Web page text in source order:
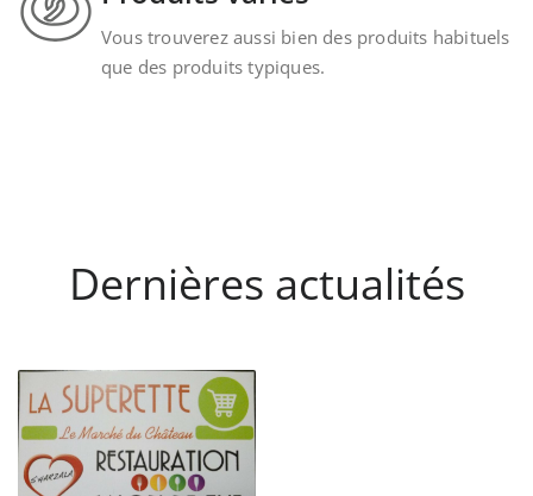
Vous trouverez aussi bien des produits habituels
que des produits typiques.
Dernières actualités